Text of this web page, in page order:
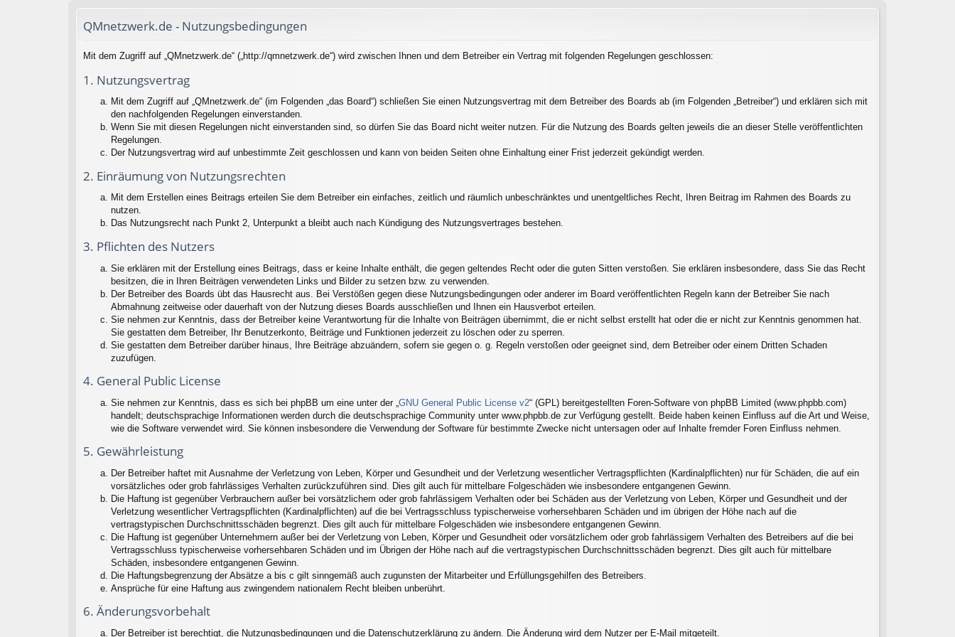
QMnetzwerk.de - Nutzungsbedingungen
Mit dem Zugriff auf „QMnetzwerk.de“ („http://qmnetzwerk.de“) wird zwischen Ihnen und dem Betreiber ein Vertrag mit folgenden Regelungen geschlossen:
1. Nutzungsvertrag
Mit dem Zugriff auf „QMnetzwerk.de“ (im Folgenden „das Board“) schließen Sie einen Nutzungsvertrag mit dem Betreiber des Boards ab (im Folgenden „Betreiber“) und erklären sich mit
den nachfolgenden Regelungen einverstanden.
Wenn Sie mit diesen Regelungen nicht einverstanden sind, so dürfen Sie das Board nicht weiter nutzen. Für die Nutzung des Boards gelten jeweils die an dieser Stelle veröffentlichten
Regelungen.
Der Nutzungsvertrag wird auf unbestimmte Zeit geschlossen und kann von beiden Seiten ohne Einhaltung einer Frist jederzeit gekündigt werden.
2. Einräumung von Nutzungsrechten
Mit dem Erstellen eines Beitrags erteilen Sie dem Betreiber ein einfaches, zeitlich und räumlich unbeschränktes und unentgeltliches Recht, Ihren Beitrag im Rahmen des Boards zu
nutzen.
Das Nutzungsrecht nach Punkt 2, Unterpunkt a bleibt auch nach Kündigung des Nutzungsvertrages bestehen.
3. Pflichten des Nutzers
Sie erklären mit der Erstellung eines Beitrags, dass er keine Inhalte enthält, die gegen geltendes Recht oder die guten Sitten verstoßen. Sie erklären insbesondere, dass Sie das Recht
besitzen, die in Ihren Beiträgen verwendeten Links und Bilder zu setzen bzw. zu verwenden.
Der Betreiber des Boards übt das Hausrecht aus. Bei Verstößen gegen diese Nutzungsbedingungen oder anderer im Board veröffentlichten Regeln kann der Betreiber Sie nach
Abmahnung zeitweise oder dauerhaft von der Nutzung dieses Boards ausschließen und Ihnen ein Hausverbot erteilen.
Sie nehmen zur Kenntnis, dass der Betreiber keine Verantwortung für die Inhalte von Beiträgen übernimmt, die er nicht selbst erstellt hat oder die er nicht zur Kenntnis genommen hat.
Sie gestatten dem Betreiber, Ihr Benutzerkonto, Beiträge und Funktionen jederzeit zu löschen oder zu sperren.
Sie gestatten dem Betreiber darüber hinaus, Ihre Beiträge abzuändern, sofern sie gegen o. g. Regeln verstoßen oder geeignet sind, dem Betreiber oder einem Dritten Schaden
zuzufügen.
4. General Public License
Sie nehmen zur Kenntnis, dass es sich bei phpBB um eine unter der „ GNU General Public License v2“ (GPL) bereitgestellten Foren-Software von phpBB Limited (www.phpbb.com)
handelt; deutschsprachige Informationen werden durch die deutschsprachige Community unter www.phpbb.de zur Verfügung gestellt. Beide haben keinen Einfluss auf die Art und Weise,
wie die Software verwendet wird. Sie können insbesondere die Verwendung der Software für bestimmte Zwecke nicht untersagen oder auf Inhalte fremder Foren Einfluss nehmen.
5. Gewährleistung
Der Betreiber haftet mit Ausnahme der Verletzung von Leben, Körper und Gesundheit und der Verletzung wesentlicher Vertragspflichten (Kardinalpflichten) nur für Schäden, die auf ein
vorsätzliches oder grob fahrlässiges Verhalten zurückzuführen sind. Dies gilt auch für mittelbare Folgeschäden wie insbesondere entgangenen Gewinn.
Die Haftung ist gegenüber Verbrauchern außer bei vorsätzlichem oder grob fahrlässigem Verhalten oder bei Schäden aus der Verletzung von Leben, Körper und Gesundheit und der
Verletzung wesentlicher Vertragspflichten (Kardinalpflichten) auf die bei Vertragsschluss typischerweise vorhersehbaren Schäden und im übrigen der Höhe nach auf die
vertragstypischen Durchschnittsschäden begrenzt. Dies gilt auch für mittelbare Folgeschäden wie insbesondere entgangenen Gewinn.
Die Haftung ist gegenüber Unternehmern außer bei der Verletzung von Leben, Körper und Gesundheit oder vorsätzlichem oder grob fahrlässigem Verhalten des Betreibers auf die bei
Vertragsschluss typischerweise vorhersehbaren Schäden und im Übrigen der Höhe nach auf die vertragstypischen Durchschnittsschäden begrenzt. Dies gilt auch für mittelbare
Schäden, insbesondere entgangenen Gewinn.
Die Haftungsbegrenzung der Absätze a bis c gilt sinngemäß auch zugunsten der Mitarbeiter und Erfüllungsgehilfen des Betreibers.
Ansprüche für eine Haftung aus zwingendem nationalem Recht bleiben unberührt.
6. Änderungsvorbehalt
Der Betreiber ist berechtigt, die Nutzungsbedingungen und die Datenschutzerklärung zu ändern. Die Änderung wird dem Nutzer per E-Mail mitgeteilt.